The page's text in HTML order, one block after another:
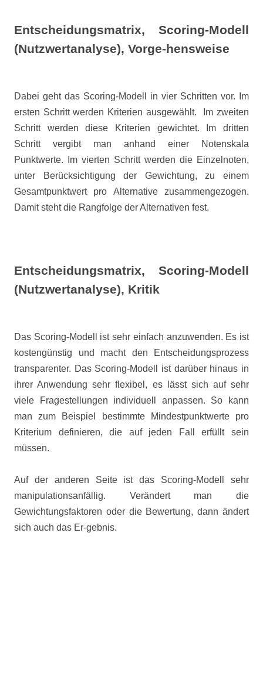
Entscheidungsmatrix, Scoring-Modell
(Nutzwertanalyse), Vorge-hensweise
Dabei geht das Scoring-Modell in vier Schritten vor. Im
ersten Schritt werden Kriterien ausgewählt.
Im zweiten
Schritt werden diese Kriterien gewichtet. Im dritten
Schritt vergibt man anhand einer Notenskala
Punktwerte. Im vierten Schritt werden die Einzelnoten,
unter Berücksichtigung der Gewichtung, zu einem
Gesamtpunktwert pro Alternative zusammengezogen.
Damit steht die Rangfolge der Alternativen fest.
Entscheidungsmatrix, Scoring-Modell
(Nutzwertanalyse), Kritik
Das Scoring-Modell ist sehr einfach anzuwenden. Es ist
kostengünstig und macht den Entscheidungsprozess
transparenter. Das Scoring-Modell ist darüber hinaus in
ihrer Anwendung sehr flexibel, es lässt sich auf sehr
viele Fragestellungen individuell anpassen. So kann
man zum Beispiel bestimmte Mindestpunktwerte pro
Kriterium definieren, die auf jeden Fall erfüllt sein
müssen.
Auf der anderen Seite ist das Scoring-Modell sehr
manipulationsanfällig. Verändert man die
Gewichtungsfaktoren oder die Bewertung, dann ändert
sich auch das Er-gebnis.